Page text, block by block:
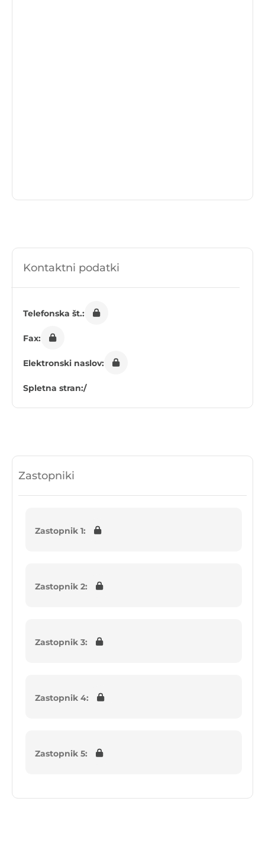
Kontaktni podatki
Telefonska št.:
Fax:
Elektronski naslov:
Spletna stran:/
Zastopniki
Zastopnik 1:
Zastopnik 2:
Zastopnik 3:
Zastopnik 4:
Zastopnik 5: